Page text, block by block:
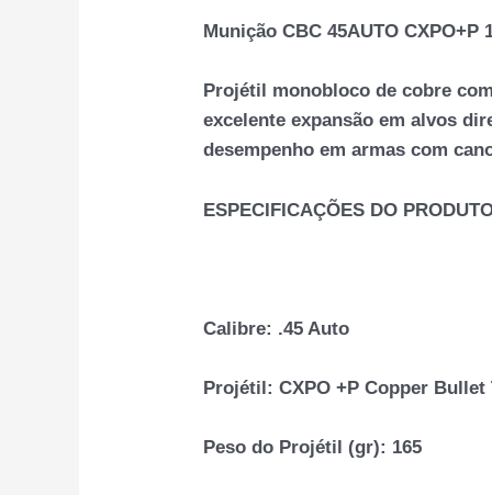
Munição CBC 45AUTO
Projétil monobloco de cobre
excelente expansão em alvos
desempenho em armas com
ESPECIFICAÇÕES DO
Calibre: .45 Auto
Projétil: CXPO +P Copper Bullet
Peso do Projétil (gr): 165